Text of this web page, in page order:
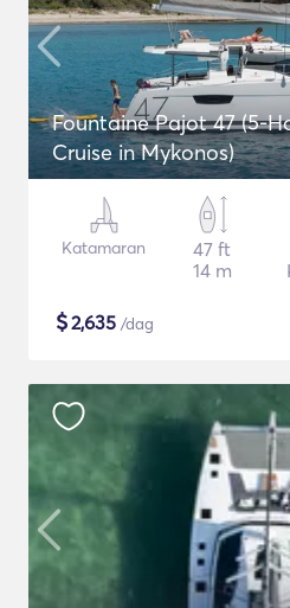
Fountaine Pajot 47 (5-Hour Semi-Private
Cruise in Mykonos)
Katamaran
47 ft
14 m
$2,635 /dag